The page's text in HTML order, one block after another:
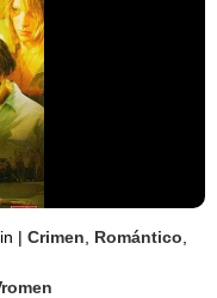
| Crimen Romántico